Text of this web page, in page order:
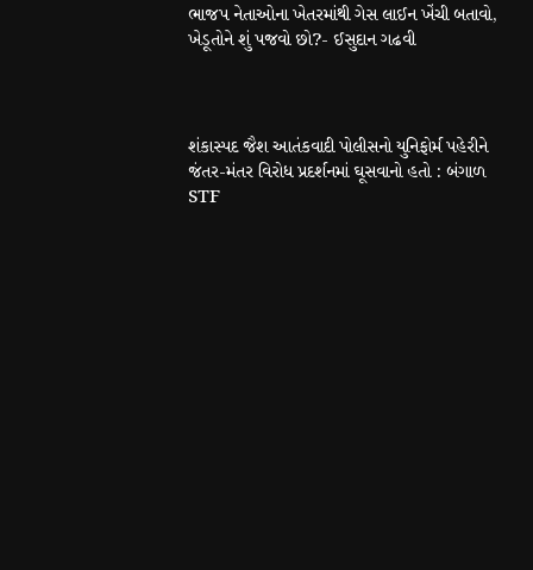
ભાજપ નેતાઓના ખેતરમાંથી ગેસ લાઈન ખેંચી બતાવો,
ખેડૂતોને શું પજવો છો?- ઈસુદાન ગઢવી
શંકાસ્પદ જૈશ આતંકવાદી પોલીસનો યુનિફોર્મ પહેરીને
જંતર-મંતર વિરોધ પ્રદર્શનમાં ઘૂસવાનો હતો : બંગાળ
STF